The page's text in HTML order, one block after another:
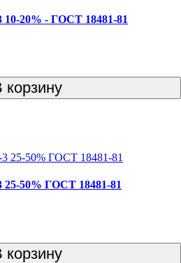
20% - ГОСТ 18481-81
корзину
25-50% ГОСТ 18481-81
корзину